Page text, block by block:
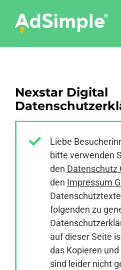
content
Tools
Pressemitteilungen
Anmelden
Nexstar Digital
Liebe
bitte verwenden
den Datenschutz
den Impressum
folgenden zu
auf dieser Seite
das Kopieren
sind leider nicht